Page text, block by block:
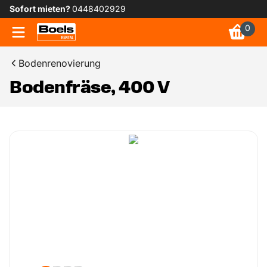
Sofort mieten?0448402929
0
Bodenrenovierung
Bodenfräse, 400 V